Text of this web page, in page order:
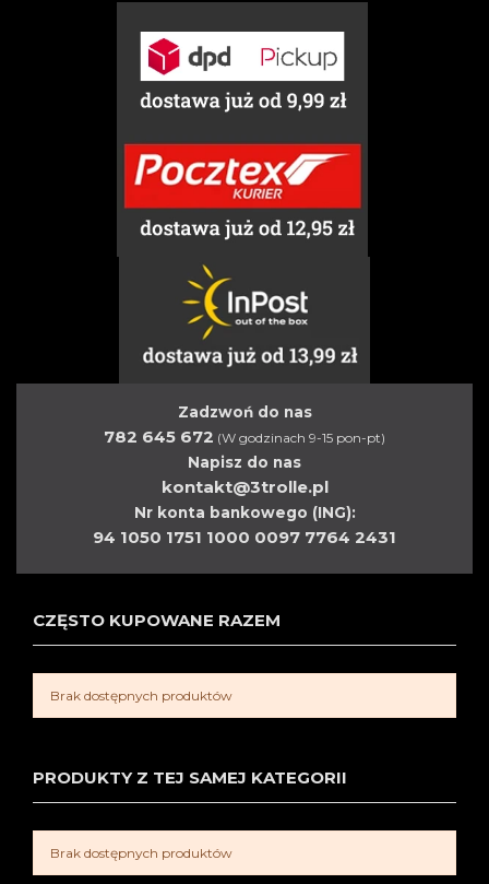
Zadzwoń do nas
782 645 672 (W godzinach 9-15 pon-pt)
Napisz do nas
kontakt@3trolle.pl
Nr konta bankowego (ING):
94 1050 1751 1000 0097 7764 2431
CZĘSTO KUPOWANE RAZEM
Brak dostępnych produktów
PRODUKTY Z TEJ SAMEJ KATEGORII
Brak dostępnych produktów